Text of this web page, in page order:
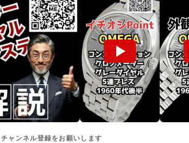
チャンネル登録をお願いします